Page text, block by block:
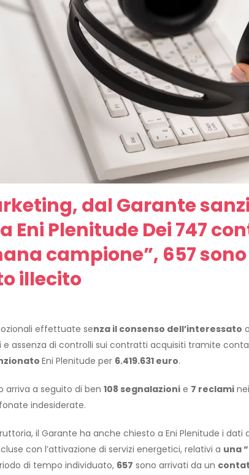
dal Garante
Eni Plenitude Dei 747
campione”, 657
illecito
effettuate senza il consenso dell’interessato
e assenza di controlli sui contratti acquisiti tramite
Eni Plenitude per 6.419.631 euro.
arriva a seguito di ben 108 segnalazioni e 7 reclami
indesiderate.
il Garante ha anche chiesto a Eni Plenitude i
con l’attivazione di servizi energetici, relativi a una
di tempo individuato, 657 sono arrivati da un